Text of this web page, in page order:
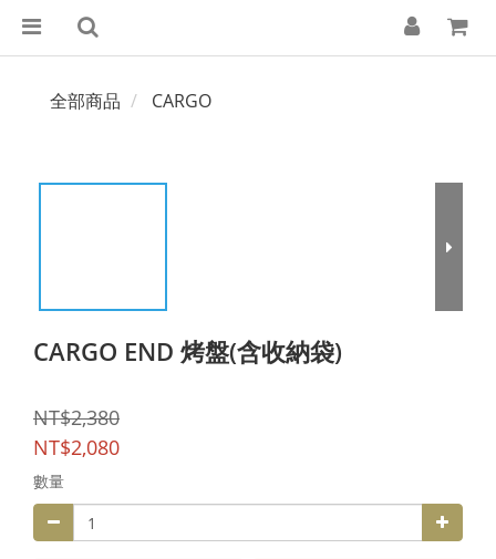
全部商品 CARGO
CARGO END 烤盤(含收納袋)
NT$2,380
NT$2,080
數量